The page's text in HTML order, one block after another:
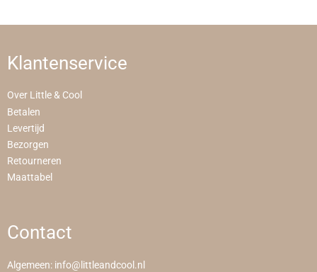
Klantenservice
Over Little & Cool
Betalen
Levertijd
Bezorgen
Retourneren
Maattabel
Contact
Algemeen: info@littleandcool.nl